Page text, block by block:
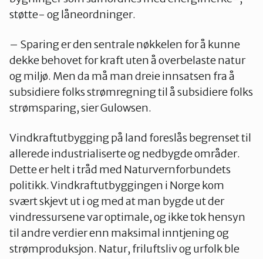
støtte- og låneordninger.
– Sparing er den sentrale nøkkelen for å kunne
dekke behovet for kraft uten å overbelaste natur
og miljø. Men da må man dreie innsatsen fra å
subsidiere folks strømregning til å subsidiere folks
strømsparing, sier Gulowsen.
Vindkraftutbygging på land foreslås begrenset til
allerede industrialiserte og nedbygde områder.
Dette er helt i tråd med Naturvernforbundets
politikk. Vindkraftutbyggingen i Norge kom
svært skjevt ut i og med at man bygde ut der
vindressursene var optimale, og ikke tok hensyn
til andre verdier enn maksimal inntjening og
strømproduksjon. Natur, friluftsliv og urfolk ble